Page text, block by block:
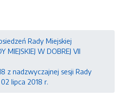
Rady Miejskiej
MIEJSKIEJ W DOBREJ VII
z nadzwyczajnej sesji Rady
lipca 2018 r.